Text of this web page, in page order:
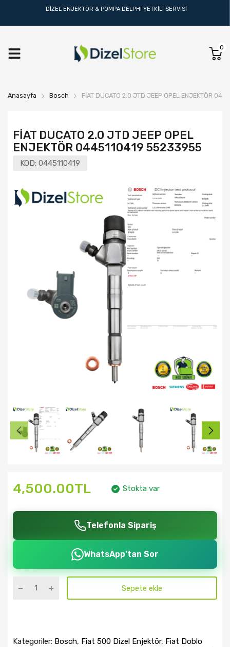
DİZEL ENJEKTÖR & POMPA DELPHI YETKİLİ SERVİSİ
0
Anasayfa Bosch FİAT DUCATO 2.0 JTD JEEP OPEL ENJEKTÖR
FİAT DUCATO 2.0 JTD JEEP OPEL
ENJEKTÖR 0445110419 55233955
KOD: 0445110419
4,500.00TL Stokta var
Telefonla Sipariş
WhatsApp'tan Sor
Sepete ekle
Kategoriler: Bosch, Fiat 500 Dizel Enjektör, Fiat Doblo